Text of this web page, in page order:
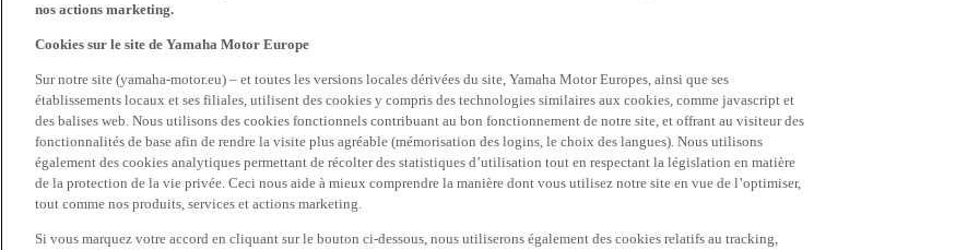
nos actions marketing.
Cookies sur le site de Yamaha Motor Europe
Sur notre site (yamaha-motor.eu) – et toutes les versions locales dérivées du site, Yamaha Motor Europes, ainsi que ses
établissements locaux et ses filiales, utilisent des cookies y compris des technologies similaires aux cookies, comme javascript et
des balises web. Nous utilisons des cookies fonctionnels contribuant au bon fonctionnement de notre site, et offrant au visiteur des
fonctionnalités de base afin de rendre la visite plus agréable (mémorisation des logins, le choix des langues). Nous utilisons
également des cookies analytiques permettant de récolter des statistiques d’utilisation tout en respectant la législation en matière
de la protection de la vie privée. Ceci nous aide à mieux comprendre la manière dont vous utilisez notre site en vue de l’optimiser,
tout comme nos produits, services et actions marketing.
Si vous marquez votre accord en cliquant sur le bouton ci-dessous, nous utiliserons également des cookies relatifs au tracking,